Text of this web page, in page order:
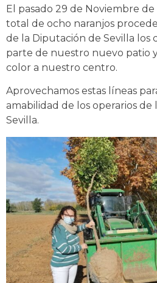
El pasado 29 de Noviembre
total de ocho naranjos
de la Diputación de Sevilla los
parte de nuestro nuevo patio
color a nuestro centro.
Aprovechamos estas líneas
amabilidad de los operarios de
Sevilla.